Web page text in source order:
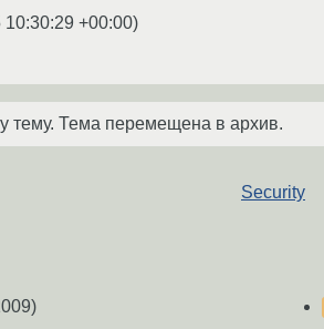
+00:00)
тему. Тема перемещена в архив.
Security